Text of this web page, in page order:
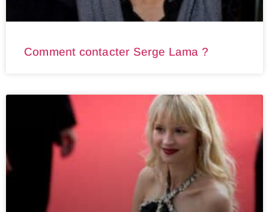
Comment contacter Serge Lama ?